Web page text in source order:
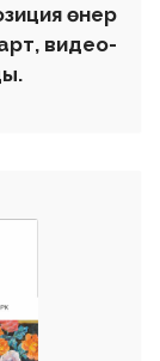
өнер
видео-